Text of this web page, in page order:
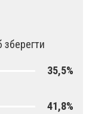
35,5%
41,8%